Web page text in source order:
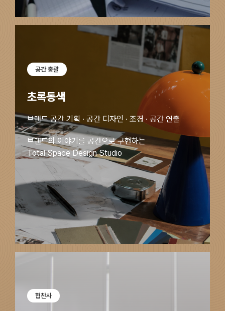
포트폴리오 회사소개서
공간 총괄
초록동색
브랜드 공간 기획 · 공간 디자인 · 조경 · 공간 연출
브랜드의 이야기를 공간으로 구현하는
Total Space Design Studio
포트폴리오 회사소개서
협찬사